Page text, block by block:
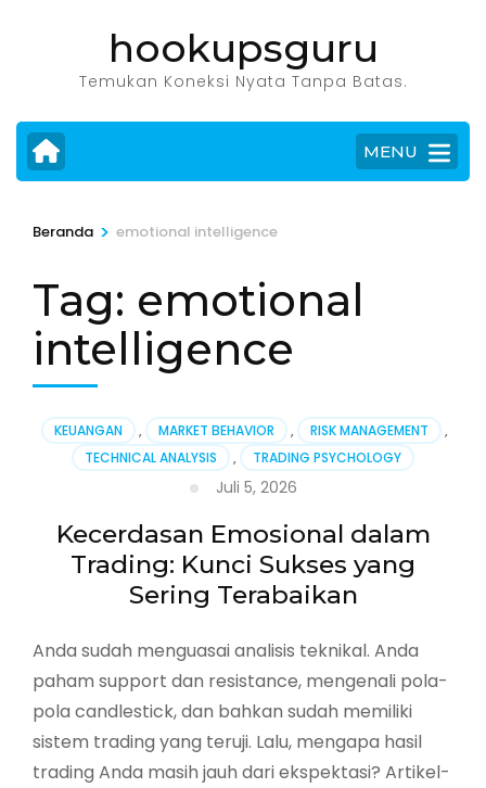
Enter)
hookupsguru
Temukan Koneksi Nyata Tanpa Batas.
MENU
Beranda > emotional intelligence
Tag: emotional
intelligence
KEUANGAN , MARKET BEHAVIOR , RISK MANAGEMENT
,
TECHNICAL ANALYSIS
, TRADING PSYCHOLOGY
Juli 5, 2026
Kecerdasan Emosional dalam
Trading: Kunci Sukses yang
Sering Terabaikan
Anda sudah menguasai analisis teknikal. Anda
paham support dan resistance, mengenali pola-
pola candlestick, dan bahkan sudah memiliki
sistem trading yang teruji. Lalu, mengapa hasil
trading Anda masih jauh dari ekspektasi? Artikel-